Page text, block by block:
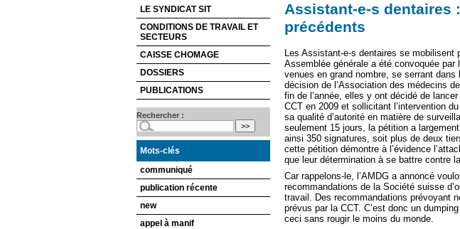
Assistant-e-s dentaires
précédents
Les Assistant-e-s dentaires se mobilisent
Assemblée générale a été convoquée
venues en grand nombre, se serrant
décision de l’Association des médecins
fin de l’année, elles y ont décidé de
CCT en 2009 et sollicitant l’intervention
sa qualité d’autorité en matière de
seulement 15 jours, la pétition a
ainsi 350 signatures, soit plus de deux
cette pétition démontre à l’évidence
que leur détermination à se battre contre
Car rappelons-le, l’AMDG a annoncé
recommandations de la Société suisse
travail. Des recommandations prévoyant
prévus par la CCT. C’est donc un
ceci sans rougir le moins du monde.
LE SYNDICAT SIT
CONDITIONS DE TRAVAIL ET
SECTEURS
CAISSE CHOMAGE
DOSSIERS
PUBLICATIONS
Rechercher :
Mots-clés
communiqué
publication récente
new
appel à manif